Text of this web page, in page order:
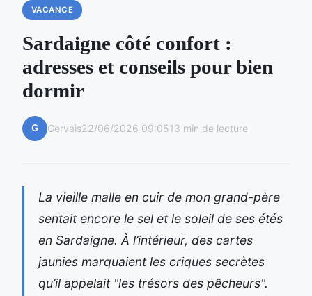
VACANCE
Sardaigne côté confort :
adresses et conseils pour bien
dormir
G Gervais22/06/2026 09:0513 min de lecture
La vieille malle en cuir de mon grand-père
sentait encore le sel et le soleil de ses étés
en Sardaigne. À l’intérieur, des cartes
jaunies marquaient les criques secrètes
qu’il appelait "les trésors des pêcheurs".